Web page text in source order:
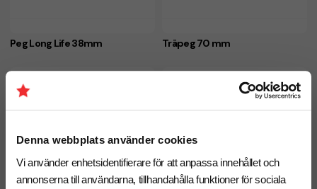
Denna webbplats använder cookies
Vi använder enhetsidentifierare för att anpassa innehållet och
annonserna till användarna, tillhandahålla funktioner för sociala
Peg Long Life 38mm Träpeg 70 mm